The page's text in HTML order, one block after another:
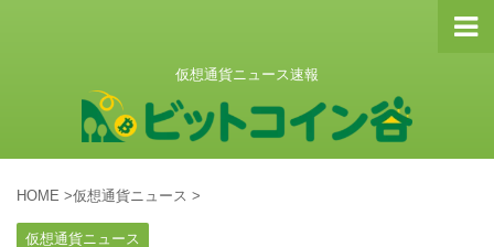
仮想通貨ニュース速報
HOME >仮想通貨ニュース >
仮想通貨ニュース